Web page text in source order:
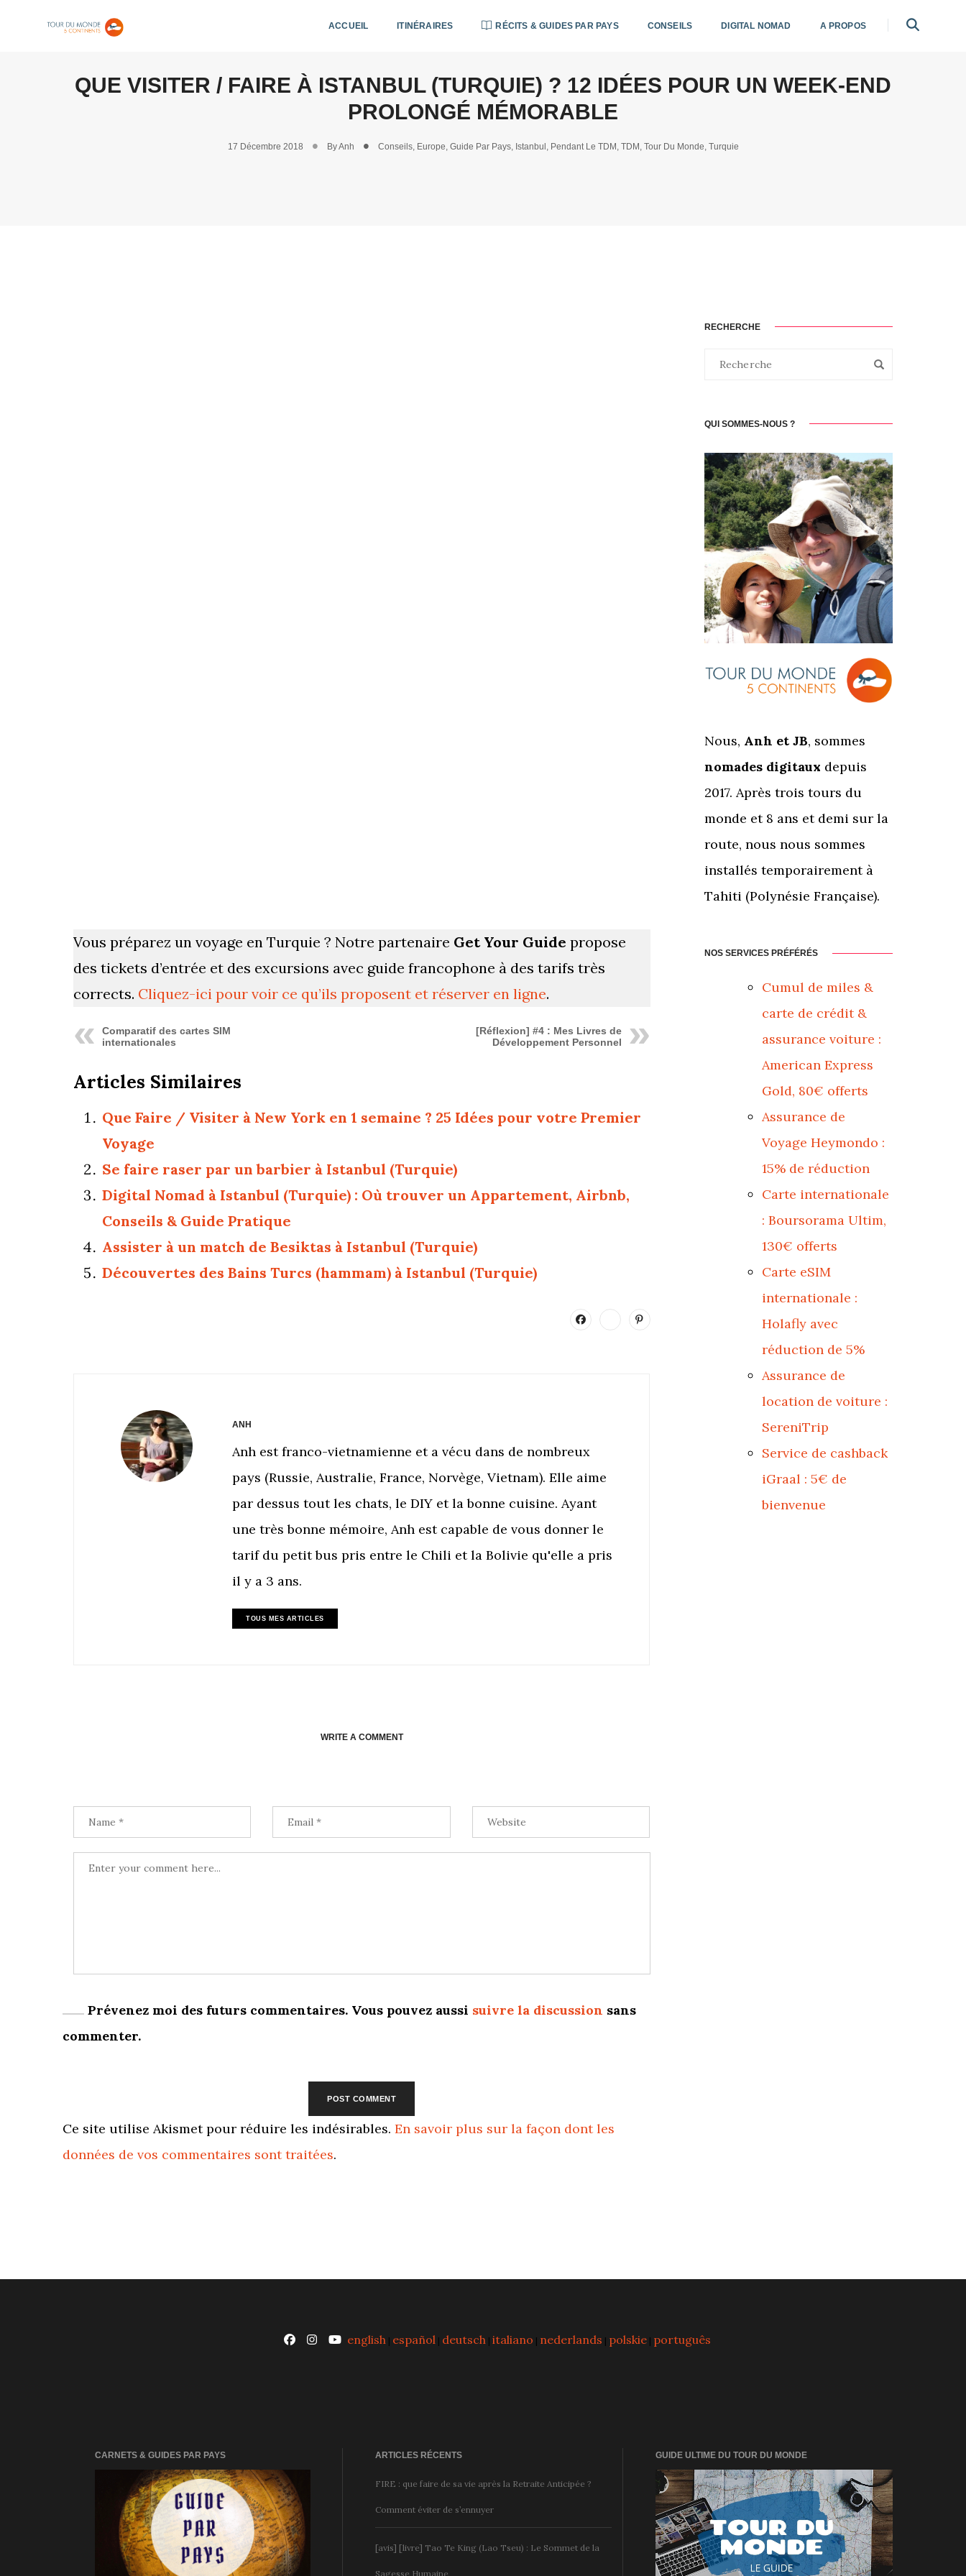
ACCUEIL ITINÉRAIRES RÉCITS & GUIDES PAR PAYS CONSEILS DIGITAL NOMAD A PROPOS
QUE VISITER / FAIRE À ISTANBUL (TURQUIE) ? 12 IDÉES POUR UN WEEK-END
PROLONGÉ MÉMORABLE
17 Décembre 2018 ByAnh Conseils, Europe, Guide Par Pays, Istanbul , Pendant Le TDM , TDM , Tour Du Monde, Turquie
Vous préparez un voyage en Turquie ? Notre partenaire Get Your Guide propose
des tickets d’entrée et des excursions avec guide francophone à des tarifs très
corrects. Cliquez-ici pour voir ce qu’ils proposent et réserver en ligne.
Comparatif des cartes SIM
internationales
[Réflexion] #4 : Mes Livres de
Développement Personnel
Articles Similaires
Que Faire / Visiter à New York en 1 semaine ? 25 Idées pour votre Premier
Voyage
Se faire raser par un barbier à Istanbul (Turquie)
Digital Nomad à Istanbul (Turquie) : Où trouver un Appartement, Airbnb,
Conseils & Guide Pratique
Assister à un match de Besiktas à Istanbul (Turquie)
Découvertes des Bains Turcs (hammam) à Istanbul (Turquie)
ANH
Anh est franco-vietnamienne et a vécu dans de nombreux
pays (Russie, Australie, France, Norvège, Vietnam). Elle aime
par dessus tout les chats, le DIY et la bonne cuisine. Ayant
une très bonne mémoire, Anh est capable de vous donner le
tarif du petit bus pris entre le Chili et la Bolivie qu'elle a pris
il y a 3 ans.
TOUS MES ARTICLES
WRITE A COMMENT
Prévenez moi des futurs commentaires. Vous pouvez aussi suivre la discussion sans
commenter.
Ce site utilise Akismet pour réduire les indésirables. En savoir plus sur la façon dont les
données de vos commentaires sont traitées.
RECHERCHE
QUI SOMMES-NOUS ?
Nous, Anh et JB, sommes
nomades digitaux depuis
2017. Après trois tours du
monde et 8 ans et demi sur la
route, nous nous sommes
installés temporairement à
Tahiti (Polynésie Française).
NOS SERVICES PRÉFÉRÉS
Cumul de miles &
carte de crédit &
assurance voiture :
American Express
Gold, 80€ offerts
Assurance de
Voyage Heymondo :
15% de réduction
Carte internationale
: Boursorama Ultim,
130€ offerts
Carte eSIM
internationale :
Holafly avec
réduction de 5%
Assurance de
location de voiture :
SereniTrip
Service de cashback
iGraal : 5€ de
bienvenue
english| español| deutsch| italiano | nederlands | polskie| português
CARNETS & GUIDES PAR PAYS ARTICLES RÉCENTS
FIRE : que faire de sa vie après la Retraite Anticipée ?
Comment éviter de s’ennuyer
[avis] [livre] Tao Te King (Lao Tseu) : Le Sommet de la
Sagesse Humaine
GUIDE ULTIME DU TOUR DU MONDE